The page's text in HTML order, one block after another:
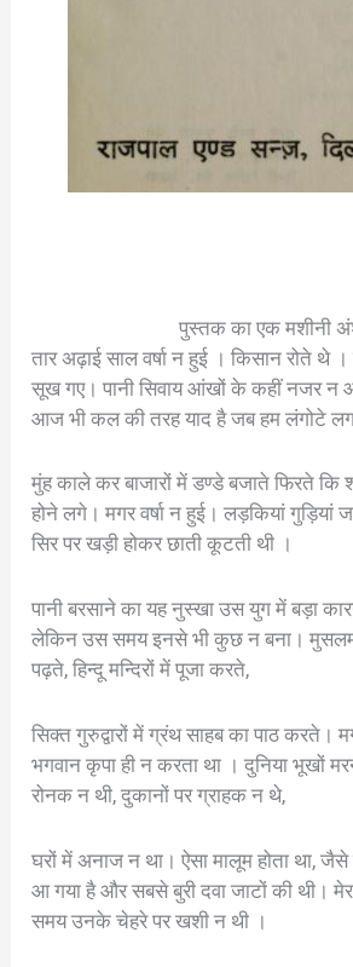
पुस्तक का एक मशीनी
तार अढ़ाई साल वर्षा न हुई । किसान रोते थे
सूख गए। पानी सिवाय आंखों के कहीं नजर न
आज भी कल की तरह याद है जब हम लंगोटे
मुंह काले कर बाजारों में डण्डे बजाते फिरते कि
होने लगे। मगर वर्षा न हुई। लड़कियां
सिर पर खड़ी होकर छाती कूटती थी ।
पानी बरसाने का यह नुस्खा उस युग में बड़ा
लेकिन उस समय इनसे भी कुछ न बना।
पढ़ते, हिन्दू मन्दिरों में पूजा करते,
सिक्त गुरुद्वारों में ग्रंथ साहब का पाठ करते।
भगवान कृपा ही न करता था । दुनिया भूखों
रोनक न थी, दुकानों पर ग्राहक न थे,
घरों में अनाज न था। ऐसा मालूम होता था,
आ गया है और सबसे बुरी दवा जाटों की थी।
समय उनके चेहरे पर खशी न थी ।